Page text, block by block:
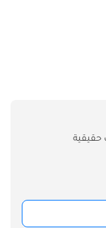
حقيقية